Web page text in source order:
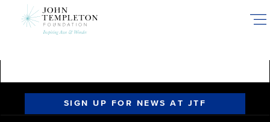
SIGN UP FOR NEWS AT JTF